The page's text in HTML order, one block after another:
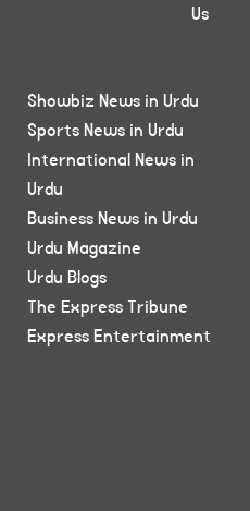
Us
Showbiz News in Urdu
Sports News in Urdu
International News in
Urdu
Business News in Urdu
Urdu Magazine
Urdu Blogs
The Express Tribune
Express Entertainment